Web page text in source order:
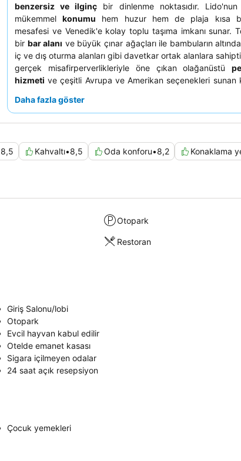
benzersiz ve ilginç bir dinlenme noktasıdır.
mükemmelkonumu hem huzur hem de plaja kısa
mesafesi ve Venedik'e kolay toplu taşıma imkanı sunar.
bir bar alanı ve büyük çınar ağaçları ile bambuların
iç ve dış oturma alanları gibi davetkar ortak alanlara
gerçek misafirperverlikleriyle öne çıkan olağanüstü
hizmeti ve çeşitli Avrupa ve Amerikan seçenekleri sunan
için bahçeye bakan bir oda talep etmeyi
Daha fazla göster
8,5 Kahvaltı•8,5 Oda konforu•8,2 Konaklama
Otopark
Restoran
Giriş Salonu/lobi
Otopark
Evcil hayvan kabul edilir
Otelde emanet kasası
Sigara içilmeyen odalar
24 saat açık resepsiyon
Çocuk yemekleri